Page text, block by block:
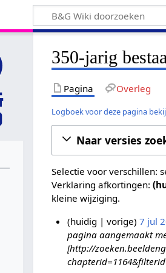
350-jarig
Pagina Overleg
Logboek voor deze pagina
Naar versies
Selectie voor verschillen:
Verklaring afkortingen:
kleine wijziging.
huidig vorige 7 jul
pagina aangemaakt
[http://